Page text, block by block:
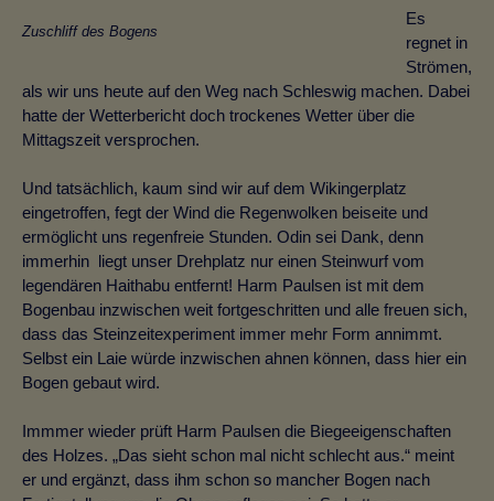
Zuschliff des Bogens
Es
regnet in
Strömen,
als wir uns heute auf den Weg nach Schleswig machen. Dabei
hatte der Wetterbericht doch trockenes Wetter über die
Mittagszeit versprochen.
Und tatsächlich, kaum sind wir auf dem Wikingerplatz
eingetroffen, fegt der Wind die Regenwolken beiseite und
ermöglicht uns regenfreie Stunden. Odin sei Dank, denn
immerhin liegt unser Drehplatz nur einen Steinwurf vom
legendären Haithabu entfernt! Harm Paulsen ist mit dem
Bogenbau inzwischen weit fortgeschritten und alle freuen sich,
dass das Steinzeitexperiment immer mehr Form annimmt.
Selbst ein Laie würde inzwischen ahnen können, dass hier ein
Bogen gebaut wird.
Immmer wieder prüft Harm Paulsen die Biegeeigenschaften
des Holzes. „Das sieht schon mal nicht schlecht aus.“ meint
er und ergänzt, dass ihm schon so mancher Bogen nach